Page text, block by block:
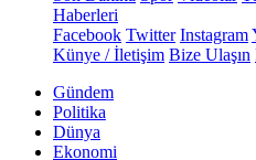
Haberleri
Facebook Twitter Instagram
Künye / İletişim Bize Ulaşın
Gündem
Politika
Dünya
Ekonomi